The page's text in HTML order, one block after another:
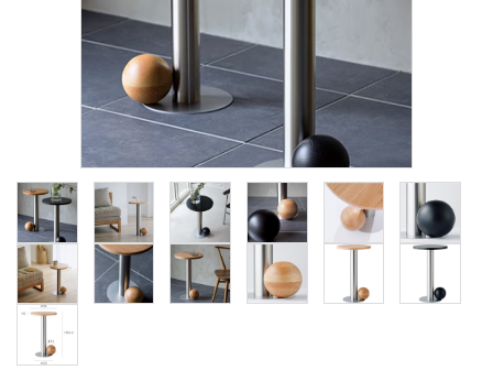
新着商品
カテゴリーから探す
ガイドライン